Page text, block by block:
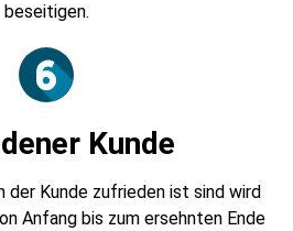
beseitigen.
Kunde
der Kunde zufrieden ist sind wird
Anfang bis zum ersehnten Ende